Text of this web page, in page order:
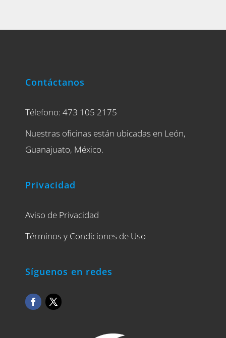
Contáctanos
Télefono: 473 105 2175
Nuestras oficinas están ubicadas en León,
Guanajuato, México.
Privacidad
Aviso de Privacidad
Términos y Condiciones de Uso
Síguenos en redes